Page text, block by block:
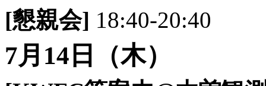
[懇親会] 18:40-20:40
7月14日（木）